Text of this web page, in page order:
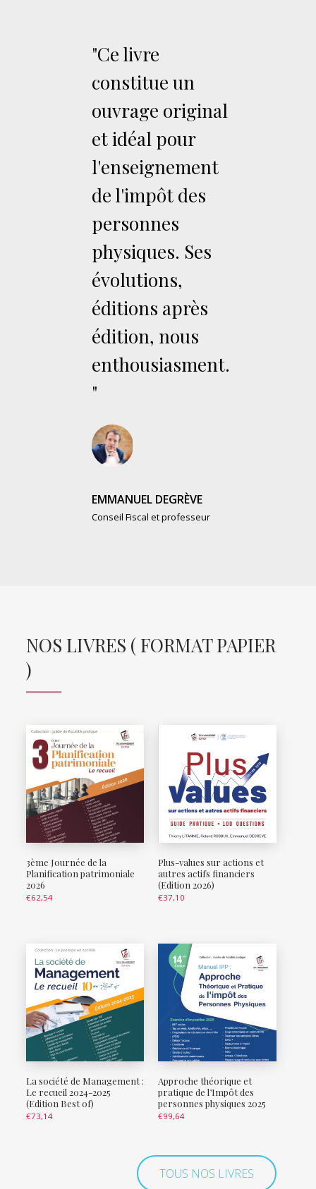
"Ce livre
constitue un
ouvrage original
et idéal pour
l'enseignement
de l'impôt des
personnes
physiques. Ses
évolutions,
éditions après
édition, nous
enthousiasment.
"
EMMANUEL DEGRÈVE
Conseil Fiscal et professeur
NOS LIVRES ( FORMAT PAPIER
)
3ème Journée de la
Planification patrimoniale
2026
€62,54
Plus-values sur actions et
autres actifs financiers
(Edition 2026)
€37,10
La société de Management :
Le recueil 2024-2025
(Edition Best of)
€73,14
Approche théorique et
pratique de l’Impôt des
personnes physiques 2025
€99,64
TOUS NOS LIVRES